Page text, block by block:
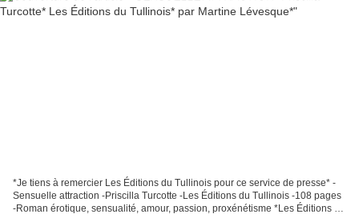
*Je tiens à remercier Les Éditions du Tullinois pour ce service de presse* -
Sensuelle attraction -Priscilla Turcotte -Les Éditions du Tullinois -108 pages
-Roman érotique, sensualité, amour, passion, proxénétisme *Les Éditions du